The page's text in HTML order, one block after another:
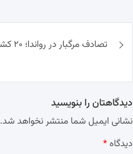
نوشته‌ها
تصادف مرگبار در رواندا؛ ۲۰ کشته و ده‌ها زخمی
دیدگاهتان را بنویسید
نشانی ایمیل شما منتشر نخواهد شد.
دیدگاه *